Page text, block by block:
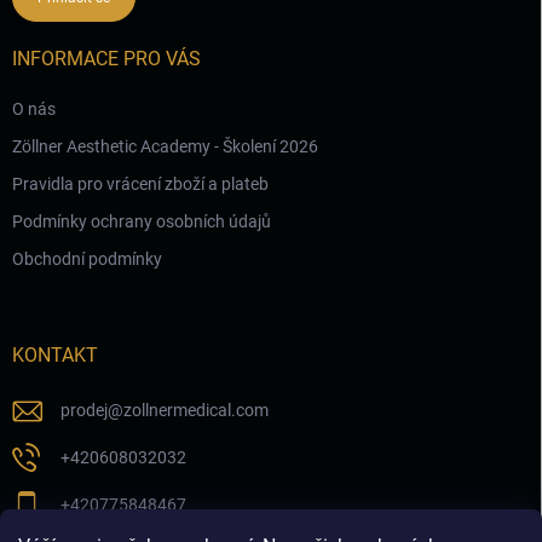
INFORMACE PRO VÁS
O nás
Zöllner Aesthetic Academy - Školení 2026
Pravidla pro vrácení zboží a plateb
Podmínky ochrany osobních údajů
Obchodní podmínky
KONTAKT
prodej@zollnermedical.com
+420608032032
+420775848467